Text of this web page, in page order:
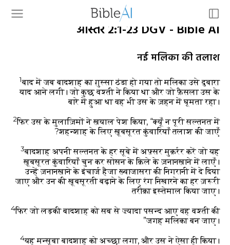
आस्तर 2:1-23 DGV - Bible AI
नई मलिका की तलाश
1बाद में जब बादशाह का ग़ुस्सा ठंडा हो गया तो मलिका उसे दुबारा
याद आने लगी। जो कुछ वश्ती ने किया था और जो फ़ैसला उस के
बारे में हुआ था वह भी उस के ज़हन में घूमता रहा।
2फिर उस के मुलाज़िमों ने ख़याल पेश किया, “क्यूँ न पूरी सल्तनत में
शहन्शाह के लिए ख़ूबसूरत कुंवारियाँ तलाश की जाएँ?
3बादशाह अपनी सल्तनत के हर सूबे में अफ़्सर मुक़र्रर करें जो यह
ख़ूबसूरत कुंवारियाँ चुन कर सोसन के क़िले के ज़नानख़ाने में लाएँ।
उन्हें ज़नानख़ाने के इंचार्ज हैजा ख़्वाजासरा की निगरानी में दे दिया
जाए और उन की ख़ूबसूरती बढ़ाने के लिए रंग निखारने का हर ज़रूरी
तरीक़ा इस्तेमाल किया जाए।
4फिर जो लड़की बादशाह को सब से ज़्यादा पसन्द आए वह वश्ती की
जगह मलिका बन जाए।”
4यह मन्सूबा बादशाह को अच्छा लगा, और उस ने ऐसा ही किया।